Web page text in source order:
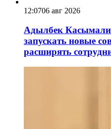
12:0706 авг 2026
Адылбек
запускать новые
расширять